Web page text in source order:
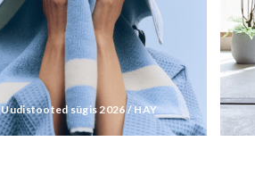
Uudistooted sügis 2026 / HAY